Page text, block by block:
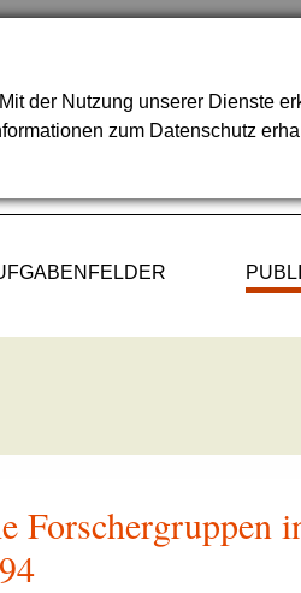
der Nutzung unserer Dienste
zum Datenschutz
Forschergruppen